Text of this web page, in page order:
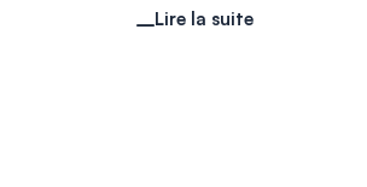
Lire la suite